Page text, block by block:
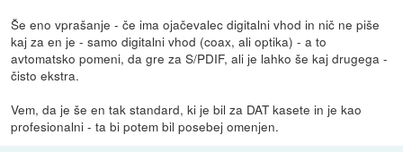
Še eno vprašanje - če ima ojačevalec digitalni vhod in nič ne piše
kaj za en je - samo digitalni vhod (coax, ali optika) - a to
avtomatsko pomeni, da gre za S/PDIF, ali je lahko še kaj drugega -
čisto ekstra.
Vem, da je še en tak standard, ki je bil za DAT kasete in je kao
profesionalni - ta bi potem bil posebej omenjen.